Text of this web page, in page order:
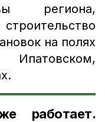
региона,
на полях
работает.